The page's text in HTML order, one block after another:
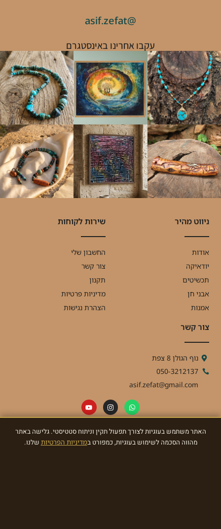
האתר משתמש בעוגיות לצורך תפעול תקין וניתוח סטטיסטי. גלישה באתר
מהווה הסכמה לשימוש בעוגיות, כמפורט במדיניות הפרטיותשלנו.
@asif.zefat
עקבו אחרינו באינסטגרם
ניווט מהיר
אודות
יודאיקה
תכשיטים
אבני חן
אמנות
שירות לקוחות
החשבון שלי
צור קשר
תקנון
מדיניות פרטיות
הצהרת נגישות
צור קשר
נוף הגולן 8 צפת
050-3212137
asif.zefat@gmail.com
ניוזלטר